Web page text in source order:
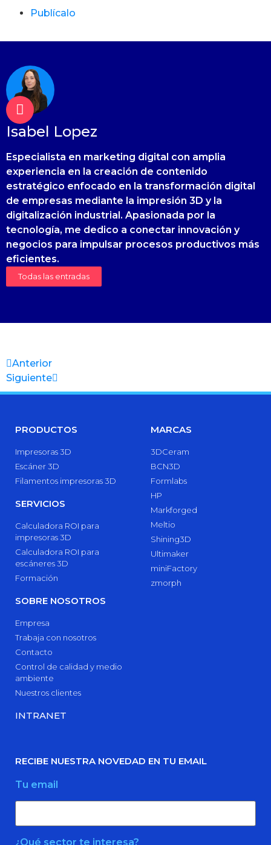
Publícalo
Isabel Lopez
Especialista en marketing digital con amplia
experiencia en la creación de contenido
estratégico enfocado en la transformación digital
de empresas mediante la impresión 3D y la
digitalización industrial. Apasionada por la
tecnología, me dedico a conectar innovación y
negocios para impulsar procesos productivos más
eficientes.
Todas las entradas
Anterior
Siguiente
PRODUCTOS
Impresoras 3D
Escáner 3D
Filamentos impresoras 3D
SERVICIOS
Calculadora ROI para
impresoras 3D
Calculadora ROI para
escáneres 3D
Formación
SOBRE NOSOTROS
Empresa
Trabaja con nosotros
Contacto
Control de calidad y medio
ambiente
Nuestros clientes
INTRANET
MARCAS
3DCeram
BCN3D
Formlabs
HP
Markforged
Meltio
Shining3D
Ultimaker
miniFactory
zmorph
RECIBE NUESTRA NOVEDAD EN TU EMAIL
Tu email
¿Qué sector te interesa?